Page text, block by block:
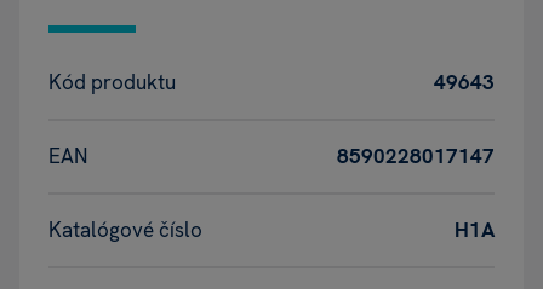
Kód produktu 49643
EAN 8590228017147
Katalógové číslo H1A